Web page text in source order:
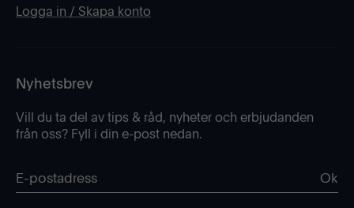
Logga in / Skapa konto
Nyhetsbrev
Vill du ta del av tips & råd, nyheter och erbjudanden
från oss? Fyll i din e-post nedan.
Ok